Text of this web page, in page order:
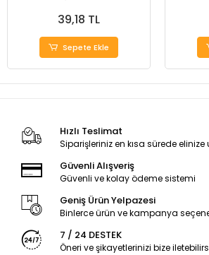
39,18 TL
Sepete Ekle
Hızlı Teslimat
Siparişleriniz en kısa sürede elinize
Güvenli Alışveriş
Güvenli ve kolay ödeme sistemi
Geniş Ürün Yelpazesi
Binlerce ürün ve kampanya
7 / 24 DESTEK
Öneri ve şikayetlerinizi bize